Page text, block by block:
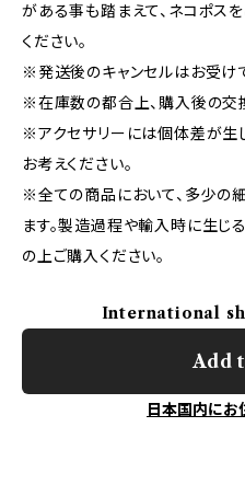
がある事も踏まえて、ネコポス
ください。
※発送後のキャンセルはお受け
※在庫数の都合上、購入後の交
※アクセサリーには個体差が生
お考えください。
※全ての商品において、多少の
ます。製造過程や輸入時に生じ
の上ご購入ください。
International
Add
日本国内にお